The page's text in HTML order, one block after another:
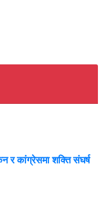
र कांग्रेसमा शक्ति संघर्ष